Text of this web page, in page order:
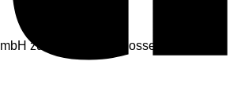
zusammengeschlossen.